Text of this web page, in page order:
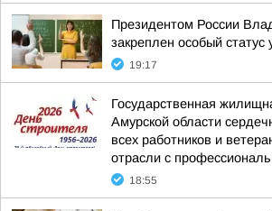
Президентом России
закреплен особый статус
19:17
Государственная
Амурской области
всех работников и
отрасли с
18:55